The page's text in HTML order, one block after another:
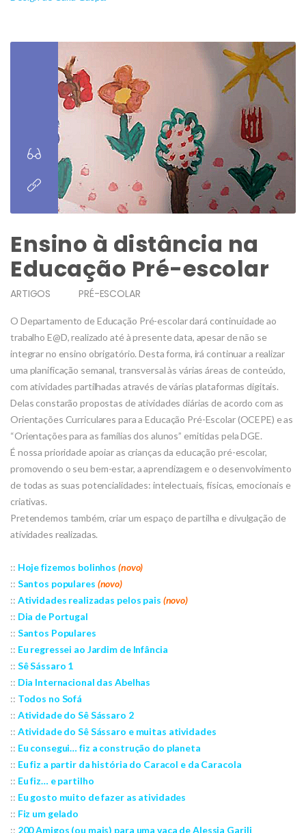
Ensino à distância na
Educação Pré-escolar
ARTIGOS PRÉ-ESCOLAR
O Departamento de Educação Pré-escolar dará continuidade ao
trabalho E@D, realizado até à presente data, apesar de não se
integrar no ensino obrigatório. Desta forma, irá continuar a realizar
uma planificação semanal, transversal às várias áreas de conteúdo,
com atividades partilhadas através de várias plataformas digitais.
Delas constarão propostas de atividades diárias de acordo com as
Orientações Curriculares para a Educação Pré-Escolar (OCEPE) e as
“Orientações para as famílias dos alunos” emitidas pela DGE.
É nossa prioridade apoiar as crianças da educação pré-escolar,
promovendo o seu bem-estar, a aprendizagem e o desenvolvimento
de todas as suas potencialidades: intelectuais, físicas, emocionais e
criativas.
Pretendemos também, criar um espaço de partilha e divulgação de
atividades realizadas.
:: Hoje fizemos bolinhos (novo)
:: Santos populares (novo)
:: Atividades realizadas pelos pais (novo)
:: Dia de Portugal
:: Santos Populares
:: Eu regressei ao Jardim de Infância
:: Sê Sássaro 1
:: Dia Internacional das Abelhas
:: Todos no Sofá
:: Atividade do Sê Sássaro 2
:: Atividade do Sê Sássaro e muitas atividades
:: Eu consegui… fiz a construção do planeta
:: Eu fiz a partir da história do Caracol e da Caracola
:: Eu fiz… e partilho
:: Eu gosto muito de fazer as atividades
:: Fiz um gelado
:: 200 Amigos (ou mais) para uma vaca de Alessia Garili